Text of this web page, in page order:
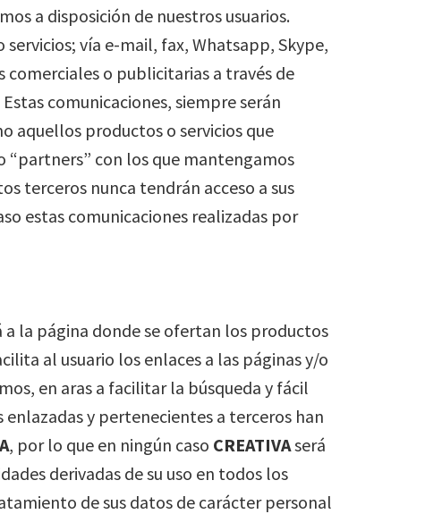
a disposición de nuestros usuarios.
vía e-mail, fax, Whatsapp, Skype,
o publicitarias a través de
comunicaciones, siempre serán
aquellos productos o servicios que
“partners” con los que mantengamos
terceros nunca tendrán acceso a sus
estas comunicaciones realizadas por
la página donde se ofertan los productos
al usuario los enlaces a las páginas y/o
en aras a facilitar la búsqueda y fácil
y pertenecientes a terceros han
, por lo que en ningún caso CREATIVAserá
derivadas de su uso en todos los
de sus datos de carácter personal